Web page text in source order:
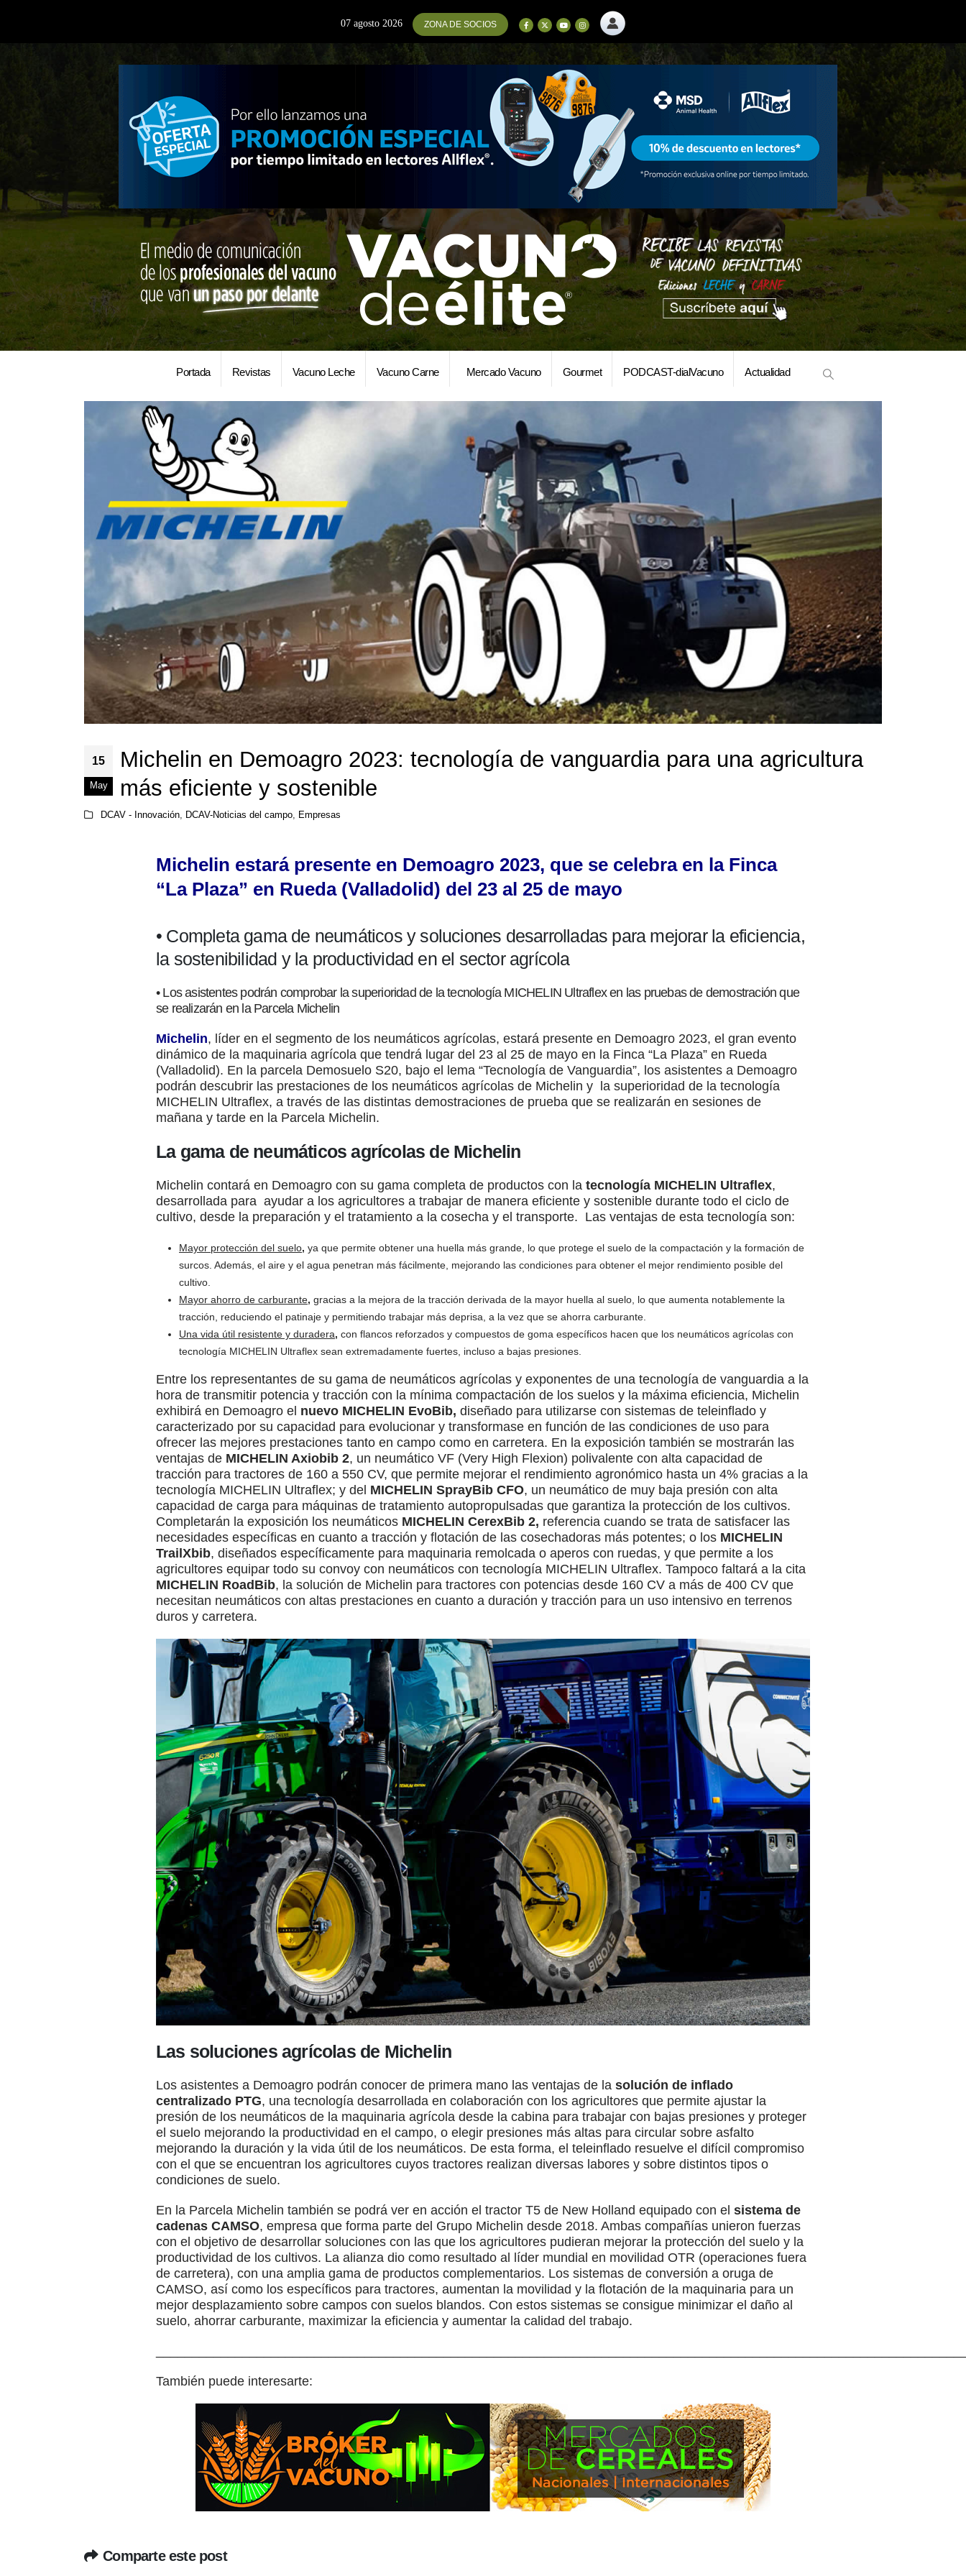
07 agosto 2026 ZONA DE SOCIOS
Portada Revistas Vacuno Leche Vacuno Carne Mercado Vacuno Gourmet PODCAST-dialVacuno Actualidad
15
May
Michelin en Demoagro 2023: tecnología de vanguardia para una agricultura
más eficiente y sostenible
DCAV - Innovación, DCAV-Noticias del campo, Empresas
Michelin estará presente en Demoagro 2023, que se celebra en la Finca
“La Plaza” en Rueda (Valladolid) del 23 al 25 de mayo
• Completa gama de neumáticos y soluciones desarrolladas para mejorar la eficiencia,
la sostenibilidad y la productividad en el sector agrícola
• Los asistentes podrán comprobar la superioridad de la tecnología MICHELIN Ultraflex en las pruebas de demostración que
se realizarán en la Parcela Michelin
Michelin, líder en el segmento de los neumáticos agrícolas, estará presente en Demoagro 2023, el gran evento
dinámico de la maquinaria agrícola que tendrá lugar del 23 al 25 de mayo en la Finca “La Plaza” en Rueda
(Valladolid). En la parcela Demosuelo S20, bajo el lema “Tecnología de Vanguardia”, los asistentes a Demoagro
podrán descubrir las prestaciones de los neumáticos agrícolas de Michelin y la superioridad de la tecnología
MICHELIN Ultraflex, a través de las distintas demostraciones de prueba que se realizarán en sesiones de
mañana y tarde en la Parcela Michelin.
La gama de neumáticos agrícolas de Michelin
Michelin contará en Demoagro con su gama completa de productos con la tecnología MICHELIN Ultraflex,
desarrollada para ayudar a los agricultores a trabajar de manera eficiente y sostenible durante todo el ciclo de
cultivo, desde la preparación y el tratamiento a la cosecha y el transporte. Las ventajas de esta tecnología son:
Mayor protección del suelo, ya que permite obtener una huella más grande, lo que protege el suelo de la compactación y la formación de
surcos. Además, el aire y el agua penetran más fácilmente, mejorando las condiciones para obtener el mejor rendimiento posible del
cultivo.
Mayor ahorro de carburante, gracias a la mejora de la tracción derivada de la mayor huella al suelo, lo que aumenta notablemente la
tracción, reduciendo el patinaje y permitiendo trabajar más deprisa, a la vez que se ahorra carburante.
Una vida útil resistente y duradera, con flancos reforzados y compuestos de goma específicos hacen que los neumáticos agrícolas con
tecnología MICHELIN Ultraflex sean extremadamente fuertes, incluso a bajas presiones.
Entre los representantes de su gama de neumáticos agrícolas y exponentes de una tecnología de vanguardia a la
hora de transmitir potencia y tracción con la mínima compactación de los suelos y la máxima eficiencia, Michelin
exhibirá en Demoagro el nuevo MICHELIN EvoBib, diseñado para utilizarse con sistemas de teleinflado y
caracterizado por su capacidad para evolucionar y transformase en función de las condiciones de uso para
ofrecer las mejores prestaciones tanto en campo como en carretera. En la exposición también se mostrarán las
ventajas de MICHELIN Axiobib 2, un neumático VF (Very High Flexion) polivalente con alta capacidad de
tracción para tractores de 160 a 550 CV, que permite mejorar el rendimiento agronómico hasta un 4% gracias a la
tecnología MICHELIN Ultraflex; y del MICHELIN SprayBib CFO, un neumático de muy baja presión con alta
capacidad de carga para máquinas de tratamiento autopropulsadas que garantiza la protección de los cultivos.
Completarán la exposición los neumáticos MICHELIN CerexBib 2, referencia cuando se trata de satisfacer las
necesidades específicas en cuanto a tracción y flotación de las cosechadoras más potentes; o los MICHELIN
TrailXbib, diseñados específicamente para maquinaria remolcada o aperos con ruedas, y que permite a los
agricultores equipar todo su convoy con neumáticos con tecnología MICHELIN Ultraflex. Tampoco faltará a la cita
MICHELIN RoadBib, la solución de Michelin para tractores con potencias desde 160 CV a más de 400 CV que
necesitan neumáticos con altas prestaciones en cuanto a duración y tracción para un uso intensivo en terrenos
duros y carretera.
Las soluciones agrícolas de Michelin
Los asistentes a Demoagro podrán conocer de primera mano las ventajas de la solución de inflado
centralizado PTG, una tecnología desarrollada en colaboración con los agricultores que permite ajustar la
presión de los neumáticos de la maquinaria agrícola desde la cabina para trabajar con bajas presiones y proteger
el suelo mejorando la productividad en el campo, o elegir presiones más altas para circular sobre asfalto
mejorando la duración y la vida útil de los neumáticos. De esta forma, el teleinflado resuelve el difícil compromiso
con el que se encuentran los agricultores cuyos tractores realizan diversas labores y sobre distintos tipos o
condiciones de suelo.
En la Parcela Michelin también se podrá ver en acción el tractor T5 de New Holland equipado con el sistema de
cadenas CAMSO, empresa que forma parte del Grupo Michelin desde 2018. Ambas compañías unieron fuerzas
con el objetivo de desarrollar soluciones con las que los agricultores pudieran mejorar la protección del suelo y la
productividad de los cultivos. La alianza dio como resultado al líder mundial en movilidad OTR (operaciones fuera
de carretera), con una amplia gama de productos complementarios. Los sistemas de conversión a oruga de
CAMSO, así como los específicos para tractores, aumentan la movilidad y la flotación de la maquinaria para un
mejor desplazamiento sobre campos con suelos blandos. Con estos sistemas se consigue minimizar el daño al
suelo, ahorrar carburante, maximizar la eficiencia y aumentar la calidad del trabajo.
También puede interesarte:
Comparte este post